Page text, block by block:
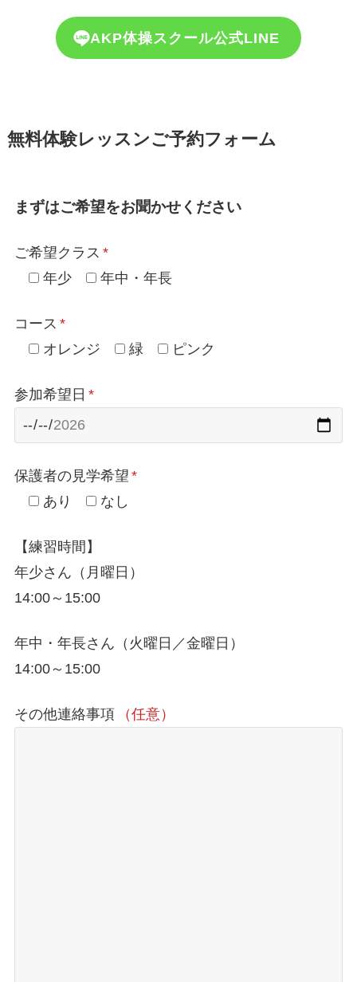
AKP体操スクール公式LINE
無料体験レッスンご予約フォーム
まずはご希望をお聞かせください
ご希望クラス *
年少
年中・年長
コース *
オレンジ
緑 ピンク
参加希望日 *
保護者の見学希望 *
あり
なし
【練習時間】
年少さん（月曜日）
14:00～15:00
年中・年長さん（火曜日／金曜日）
14:00～15:00
その他連絡事項 （任意）